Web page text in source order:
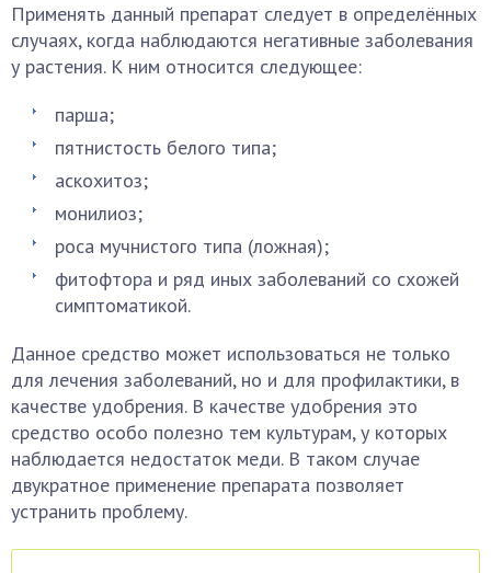
Применять данный препарат следует в определённых
случаях, когда наблюдаются негативные заболевания
у растения. К ним относится следующее:
парша;
пятнистость белого типа;
аскохитоз;
монилиоз;
роса мучнистого типа (ложная);
фитофтора и ряд иных заболеваний со схожей
симптоматикой.
Данное средство может использоваться не только
для лечения заболеваний, но и для профилактики, в
качестве удобрения. В качестве удобрения это
средство особо полезно тем культурам, у которых
наблюдается недостаток меди. В таком случае
двукратное применение препарата позволяет
устранить проблему.